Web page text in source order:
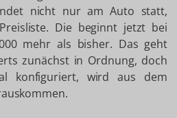
nicht nur am Auto statt,
Die beginnt jetzt bei
mehr als bisher. Das geht
zunächst in Ordnung, doch
konfiguriert, wird aus dem